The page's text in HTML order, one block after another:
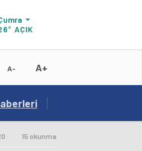
AÇIK
A- A+
Belediye Başkanı Kılca Yeni Projeleri
15 okunma